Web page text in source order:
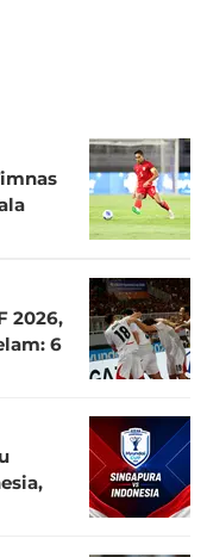
2026,
6